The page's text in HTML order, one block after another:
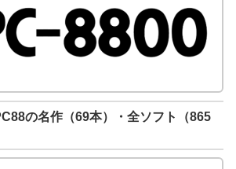
の名作（69本）・全ソフト（865